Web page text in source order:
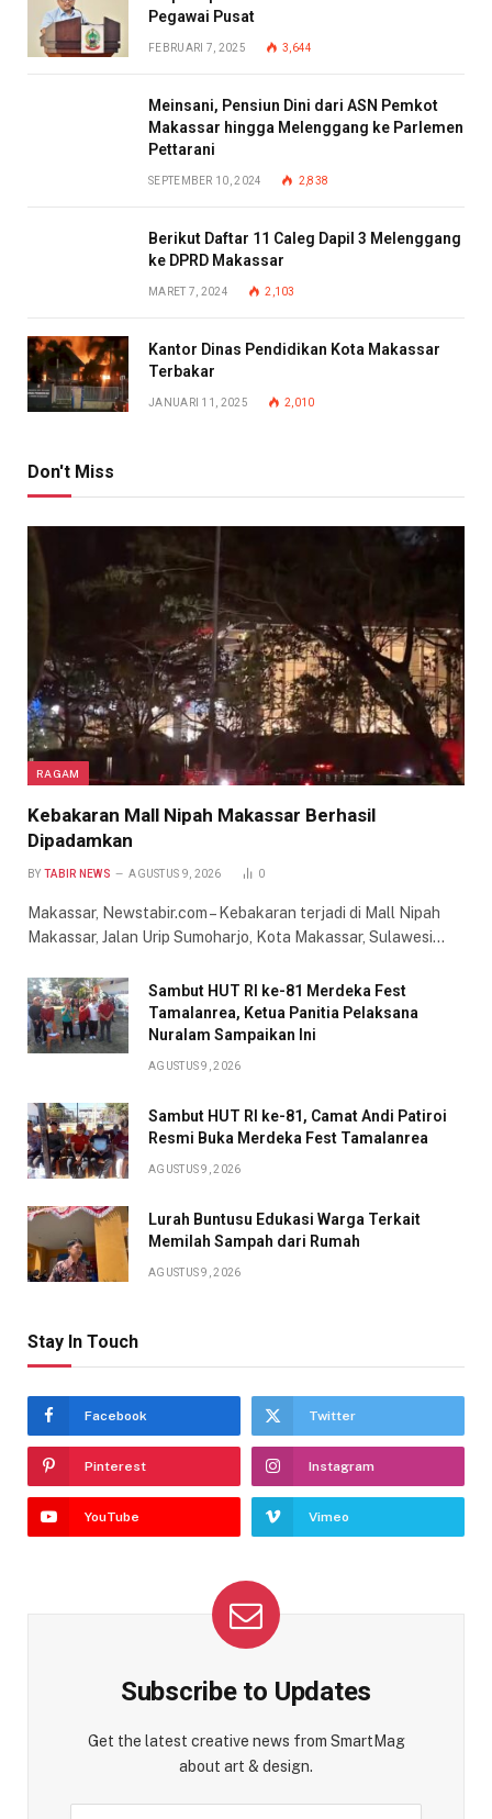
Pegawai Pusat
FEBRUARI 7, 2025 3,644
Meinsani, Pensiun Dini dari ASN Pemkot
Makassar hingga Melenggang ke Parlemen
Pettarani
SEPTEMBER 10, 2024 2,838
Berikut Daftar 11 Caleg Dapil 3 Melenggang
ke DPRD Makassar
MARET 7, 2024 2,103
Kantor Dinas Pendidikan Kota Makassar
Terbakar
JANUARI 11, 2025 2,010
Don't Miss
RAGAM
Kebakaran Mall Nipah Makassar Berhasil
Dipadamkan
BY TABIR NEWS AGUSTUS 9, 2026 0
Makassar, Newstabir.com – Kebakaran terjadi di Mall Nipah
Makassar, Jalan Urip Sumoharjo, Kota Makassar, Sulawesi…
Sambut HUT RI ke-81 Merdeka Fest
Tamalanrea, Ketua Panitia Pelaksana
Nuralam Sampaikan Ini
AGUSTUS 9, 2026
Sambut HUT RI ke-81, Camat Andi Patiroi
Resmi Buka Merdeka Fest Tamalanrea
AGUSTUS 9, 2026
Lurah Buntusu Edukasi Warga Terkait
Memilah Sampah dari Rumah
AGUSTUS 9, 2026
Stay In Touch
Facebook Twitter
Pinterest Instagram
YouTube Vimeo
Subscribe to Updates
Get the latest creative news from SmartMag
about art & design.